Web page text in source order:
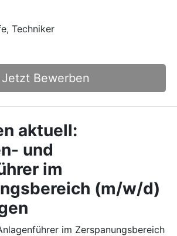
Techniker
Jetzt Bewerben
aktuell:
und
im
(m/w/d)
im Zerspanungsbereich